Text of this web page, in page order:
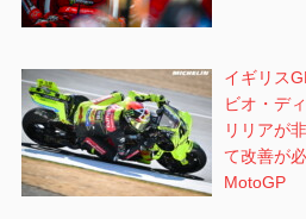
イギリス
ビオ・デ
リリアが
て改善が必
MotoGP